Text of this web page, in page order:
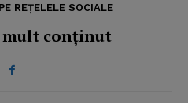
REȚELELE SOCIALE
mult conținut